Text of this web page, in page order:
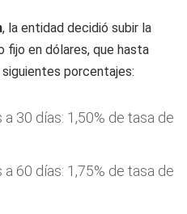
, la entidad decidió subir la
fijo en dólares, que hasta
porcentajes:
30 días: 1,50% de tasa de
60 días: 1,75% de tasa de